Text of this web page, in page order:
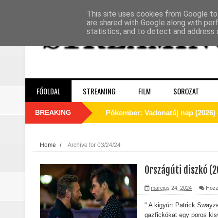
FŐOLDAL STREAMING FILM SOROZAT
BREAKING Pókember: Vadonatúj nap
A Dutton‑birtok szezonja
Odüsszeia (2026) - Kritika
Egy kulcsszereplő biztosan
Home / Archive for 03/24/24
Országúti diszkó
március 24, 2024
" A kigyúrt Patrick
gazfickókat egy poros
This site uses cookies from Google
are shared with Google along with
statistics, and to detect and address